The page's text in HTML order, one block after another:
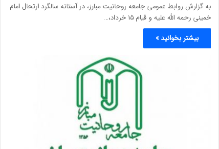
به گزارش روابط عمومی جامعه روحانیت مبارز، در آستانه سالگرد ارتحال امام
خمینی رحمه الله علیه و قیام ۱۵ خرداد،…
بیشتر بخوانید »